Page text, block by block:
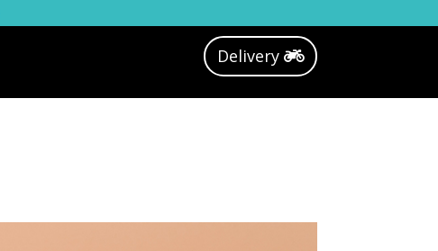
Delivery